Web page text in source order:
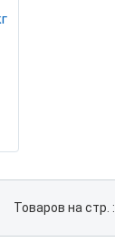
Товаров на стр. :